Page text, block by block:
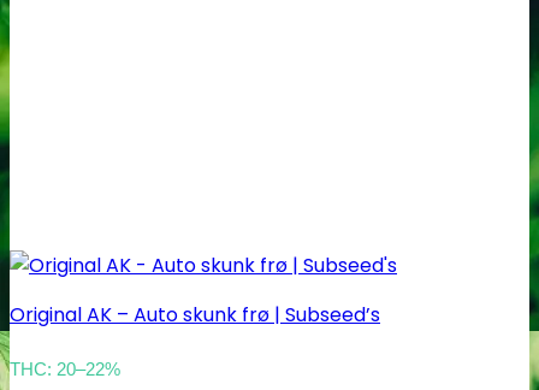
Original AK – Auto skunk frø | Subseed’s
THC: 20–22%